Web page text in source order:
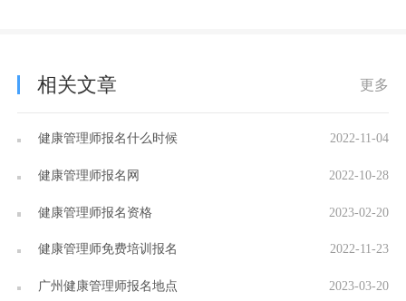
相关文章 更多
健康管理师报名什么时候 2022-11-04
健康管理师报名网 2022-10-28
健康管理师报名资格 2023-02-20
健康管理师免费培训报名 2022-11-23
广州健康管理师报名地点 2023-03-20